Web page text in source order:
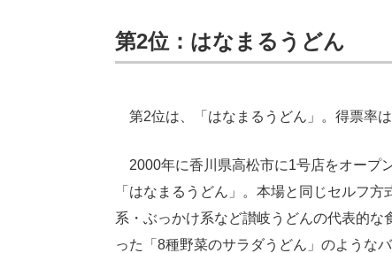
第2位：はなまるうどん
第2位は、「はなまるうどん」。得票率は
2000年に香川県高松市に1号店をオープ
「はなまるうどん」。本場と同じセルフ
系・ぶっかけ系など讃岐うどんの代表的
った「8種野菜のサラダうどん」のような